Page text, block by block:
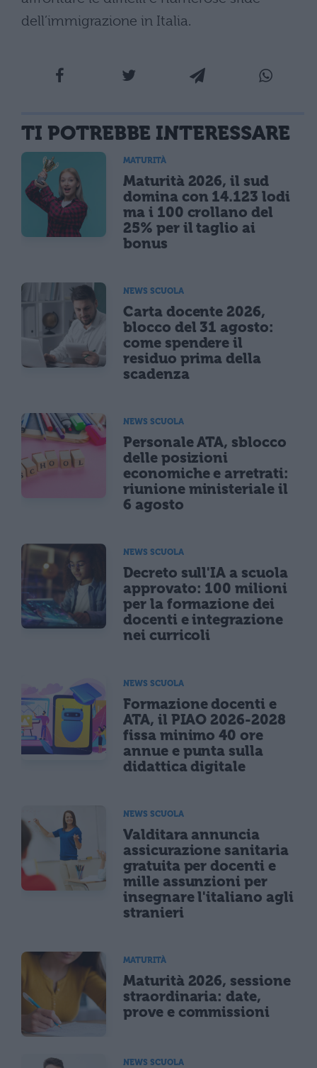
dell’immigrazione in Italia.
TI POTREBBE INTERESSARE
MATURITÀ
Maturità 2026, il sud
domina con 14.123 lodi
ma i 100 crollano del
25% per il taglio ai
bonus
NEWS SCUOLA
Carta docente 2026,
blocco del 31 agosto:
come spendere il
residuo prima della
scadenza
NEWS SCUOLA
Personale ATA, sblocco
delle posizioni
economiche e arretrati:
riunione ministeriale il
6 agosto
NEWS SCUOLA
Decreto sull'IA a scuola
approvato: 100 milioni
per la formazione dei
docenti e integrazione
nei curricoli
NEWS SCUOLA
Formazione docenti e
ATA, il PIAO 2026-2028
fissa minimo 40 ore
annue e punta sulla
didattica digitale
NEWS SCUOLA
Valditara annuncia
assicurazione sanitaria
gratuita per docenti e
mille assunzioni per
insegnare l'italiano agli
stranieri
MATURITÀ
Maturità 2026, sessione
straordinaria: date,
prove e commissioni
NEWS SCUOLA